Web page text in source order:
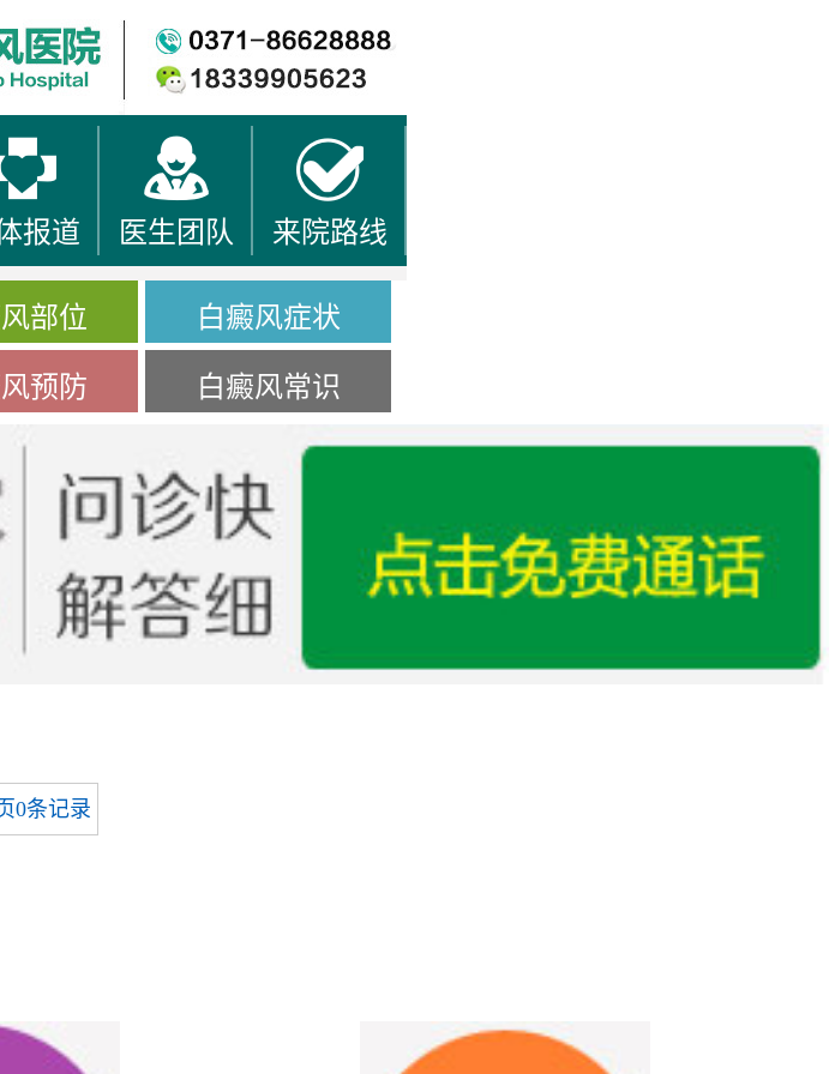
报道 医生团队 来院路线
部位 白癜风症状
预防 白癜风常识
0条记录